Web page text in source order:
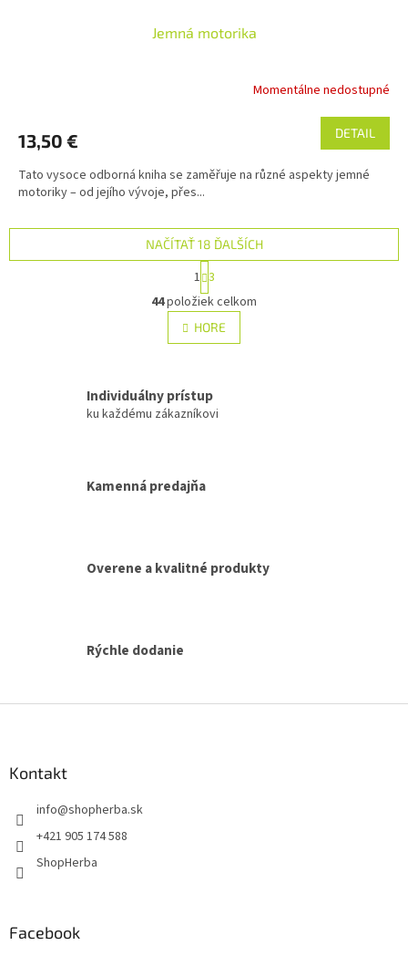
Jemná motorika
Momentálne nedostupné
13,50 € DETAIL
Tato vysoce odborná kniha se zaměřuje na různé aspekty jemné
motoriky – od jejího vývoje, přes...
O
v
l
á
c
i
v
p
NAČÍTAŤ 18 ĎALŠÍCH
t
r
á
n
k
a
n
i
1 3
44položiek celkom
HORE
Individuálny prístup
ku každému zákazníkovi
Kamenná predajňa
Overene a kvalitné produkty
Rýchle dodanie
Kontakt
info@shopherba.sk
+421 905 174 588
ShopHerba
Facebook